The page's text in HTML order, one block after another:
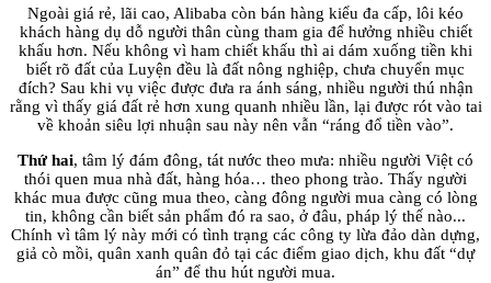
Ngoài giá rẻ, lãi cao, Alibaba còn bán hàng kiểu đa cấp, lôi kéo
khách hàng dụ dỗ người thân cùng tham gia để hưởng nhiều chiết
khấu hơn. Nếu không vì ham chiết khấu thì ai dám xuống tiền khi
biết rõ đất của Luyện đều là đất nông nghiệp, chưa chuyển mục
đích? Sau khi vụ việc được đưa ra ánh sáng, nhiều người thú nhận
rằng vì thấy giá đất rẻ hơn xung quanh nhiều lần, lại được rót vào tai
về khoản siêu lợi nhuận sau này nên vẫn “ráng đổ tiền vào”.
Thứ hai, tâm lý đám đông, tát nước theo mưa: nhiều người Việt có
thói quen mua nhà đất, hàng hóa… theo phong trào. Thấy người
khác mua được cũng mua theo, càng đông người mua càng có lòng
tin, không cần biết sản phẩm đó ra sao, ở đâu, pháp lý thế nào...
Chính vì tâm lý này mới có tình trạng các công ty lừa đảo dàn dựng,
giả cò mồi, quân xanh quân đỏ tại các điểm giao dịch, khu đất “dự
án” để thu hút người mua.